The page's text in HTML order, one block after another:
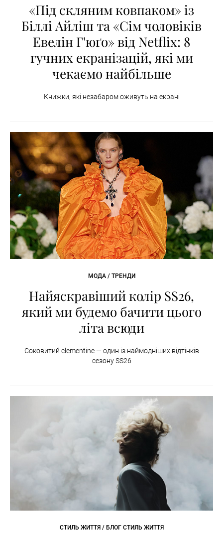
«Під скляним ковпаком» із
Біллі Айліш та «Сім чоловіків
Евелін Г'юґо» від Netflix: 8
гучних екранізацій, які ми
чекаємо найбільше
Книжки, які незабаром оживуть на екрані
МОДА / ТРЕНДИ
Найяскравіший колір SS26,
який ми будемо бачити цього
літа всюди
Соковитий clementine — один із наймодніших відтінків
сезону SS26
СТИЛЬ ЖИТТЯ / БЛОГ СТИЛЬ ЖИТТЯ